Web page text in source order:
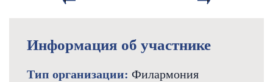
Информация об участнике
Тип организации: Филармония